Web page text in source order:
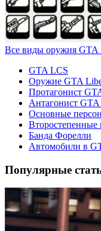
Все виды оружия GTA
GTA LCS
Оружие GTA
Протагонист
Антагонист
Основные
Банда Форелли
Автомобили в
Популярные